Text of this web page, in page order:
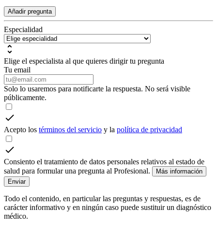
Añadir pregunta
Especialidad
Elige el especialista al que quieres dirigir tu pregunta
Tu email
Solo lo usaremos para notificarte la respuesta. No será visible
públicamente.
Acepto los términos del servicio y la política de privacidad
Consiento el tratamiento de datos personales relativos al estado de
salud para formular una pregunta al Profesional.
Más información
Enviar
Todo el contenido, en particular las preguntas y respuestas, es de
carácter informativo y en ningún caso puede sustituir un diagnóstico
médico.